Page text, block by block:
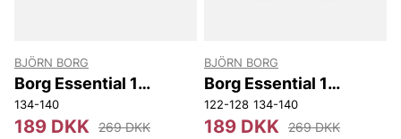
BJÖRN BORG
Borg Essential 1
Sweatshorts
134-140
189 DKK 269 DKK
BJÖRN BORG
Borg Essential 1
Sweatshorts
122-128 134-140
189 DKK 269 DKK